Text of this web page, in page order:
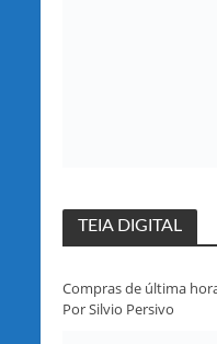
TEIA DIGITAL
Compras de última
Por Silvio Persivo